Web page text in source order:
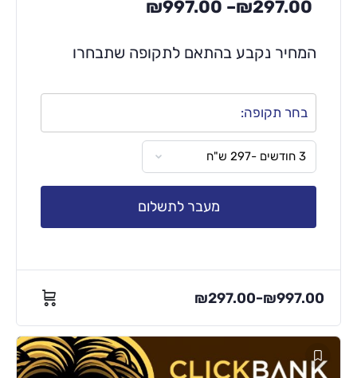
₪297.00
–
₪997.00
המחיר נקבע בהתאם לתקופה שתבחרו
בחר תקופה:
מעבר לתשלום
₪297.00–₪997.00